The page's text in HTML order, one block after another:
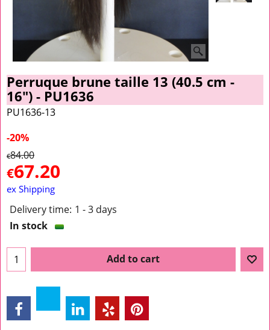
Perruque brune taille 13 (40.5 cm -
16") - PU1636
PU1636-13
-20%
€84.00
€67.20
ex Shipping
Delivery time: 1 - 3 days
In stock
Add to cart